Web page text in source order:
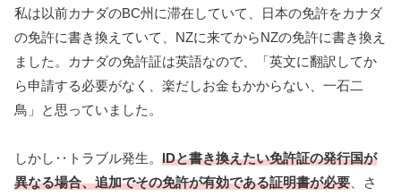
私は以前カナダのBC州に滞在していて、日本の免許をカナダ
の免許に書き換えていて、NZに来てからNZの免許に書き換え
ました。カナダの免許証は英語なので、「英文に翻訳してか
ら申請する必要がなく、楽だしお金もかからない、一石二
鳥」と思っていました。
しかし‥トラブル発生。 IDと書き換えたい免許証の発行国が
異なる場合、追加でその免許が有効である証明書が必要 、さ